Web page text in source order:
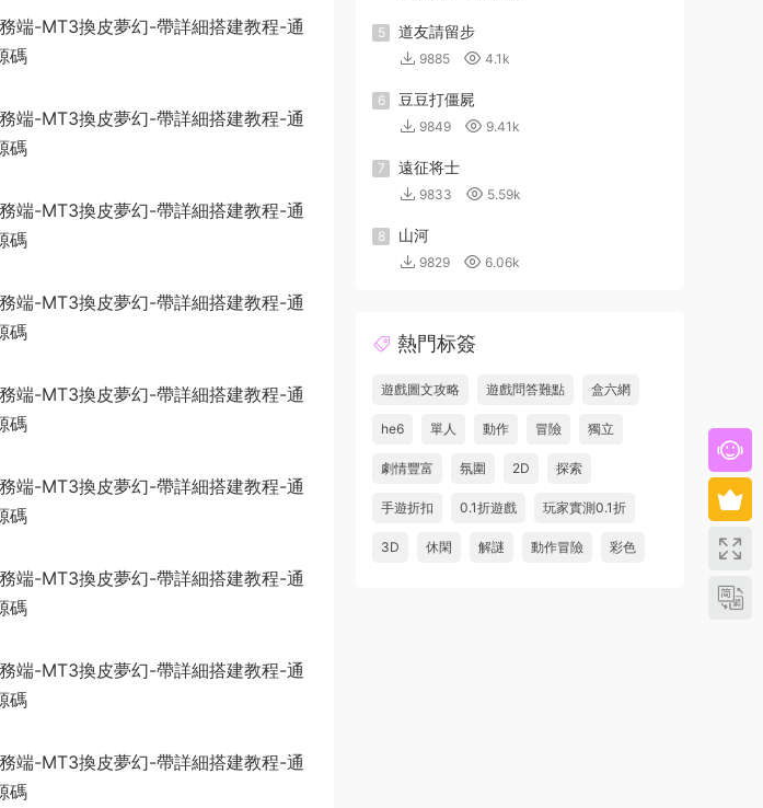
5 道友請留步
9885 4.1k
6 豆豆打僵屍
9849 9.41k
7 遠征将士
9833 5.59k
8 山河
9829 6.06k
熱門标簽
遊戲圖文攻略 遊戲問答難點 盒六網
he6 單人 動作 冒險 獨立
劇情豐富 氛圍 2D 探索
手遊折扣 0.1折遊戲 玩家實測0.1折
3D 休閑 解謎 動作冒險 彩色